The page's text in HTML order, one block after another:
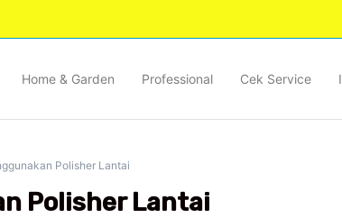
Home & Garden Professional Cek Service
Polisher Lantai
Polisher Lantai